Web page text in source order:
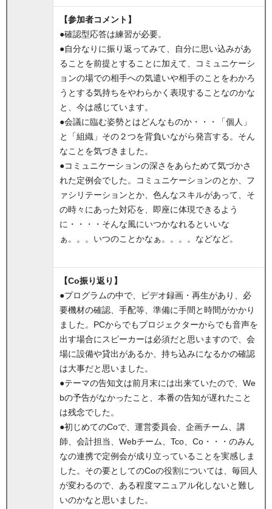
【参加者コメント】
●確認型応答は練習が必要。
●自分なりに振り返ってみて、自分に思い込みがあ
ることを前提とすることに加えて、コミュニケーシ
ョンの場での相手への気遣いや相手のことをわかろ
うとする気持ちをやわらかく表現することなのかな
と、今は感じています。
●会議に臨む姿勢とはどんなものか・・・「個人」
と「組織」その２つを背負いながら発言する。そん
なことを気づきました。
●コミュニケーションの深さをあらためて気づかさ
れた定例会でした。コミュニケーションのとか、フ
ァシリテーションとか、色んなスキルがあって、そ
の時々にあった対応を、即座に体現できるよう
に・・・・そんな風にいつかなれるといいな
ぁ。。。いつのことかなぁ。。。。などなど。
【Co振り返り】
●プログラムの中で、ビデオ録画・再生があり、必
要機材の確認、手配等、準備に手間と時間がかかり
ました。PCからでもプロジェクターからでも音声を
出す場合にスピーカーは必須だと思いますので、会
場に設備や貸出があるか、持ち込みになるかの確認
は大事だと思いました。
●テーマの告知文は前月末には出来ていたので、We
bの予告がなかったこと、本番の告知が遅れたこと
は残念でした。
●初じめてのCoで、運営委員会、企画チーム、講
師、会計担当、Webチーム、Tco、Co・・・のみん
なの連携で定例会が成り立っていることを実感しま
した。その要としてのCoの役割については、毎回人
が変わるので、ある程度マニュアル化しないと難し
いのかなと思いました。